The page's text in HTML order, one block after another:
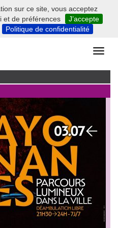
sur ce site, vous acceptez
et de préférences
J’accepte
Politique de confidentialité